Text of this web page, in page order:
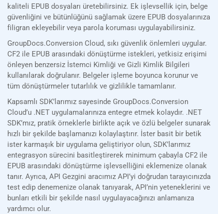
kaliteli EPUB dosyaları üretebilirsiniz. Ek işlevsellik için, belge
güvenliğini ve bütünlüğünü sağlamak üzere EPUB dosyalarınıza
filigran ekleyebilir veya parola koruması uygulayabilirsiniz.
GroupDocs.Conversion Cloud, sıkı güvenlik önlemleri uygular.
CF2 ile EPUB arasındaki dönüştürme istekleri, yetkisiz erişimi
önleyen benzersiz İstemci Kimliği ve Gizli Kimlik Bilgileri
kullanılarak doğrulanır. Belgeler işleme boyunca korunur ve
tüm dönüştürmeler tutarlılık ve gizlilikle tamamlanır.
Kapsamlı SDK’larımız sayesinde GroupDocs.Conversion
Cloud’u .NET uygulamalarınıza entegre etmek kolaydır. .NET
SDK’mız, pratik örneklerle birlikte açık ve özlü belgeler sunarak
hızlı bir şekilde başlamanızı kolaylaştırır. İster basit bir betik
ister karmaşık bir uygulama geliştiriyor olun, SDK’larımız
entegrasyon sürecini basitleştirerek minimum çabayla CF2 ile
EPUB arasındaki dönüştürme işlevselliğini eklemenize olanak
tanır. Ayrıca, API Gezgini aracımız API’yi doğrudan tarayıcınızda
test edip denemenize olanak tanıyarak, API’nin yeteneklerini ve
bunları etkili bir şekilde nasıl uygulayacağınızı anlamanıza
yardımcı olur.